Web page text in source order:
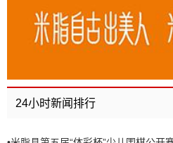
24小时新闻排行